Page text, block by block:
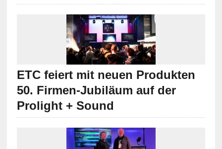
ETC feiert mit neuen Produkten
50. Firmen-Jubiläum auf der
Prolight + Sound